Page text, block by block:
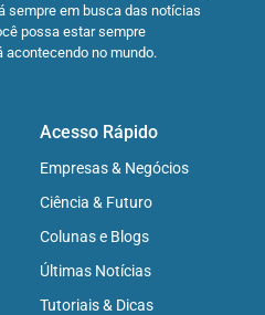
sempre em busca das notícias
possa estar sempre
acontecendo no mundo.
Acesso Rápido
Empresas & Negócios
Ciência & Futuro
Colunas e Blogs
Últimas Notícias
Tutoriais & Dicas